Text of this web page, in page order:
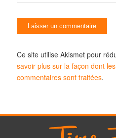
Ce site utilise Akismet pour
savoir plus sur la façon dont
commentaires sont traitées.